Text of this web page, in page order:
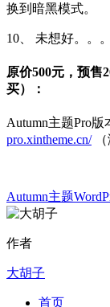
换到暗黑模式。
10、 未想好。。
原价500元，预售
买）：
Autumn主题Pro版
pro.xintheme.cn/（
Autumn主题
作者
大胡子
首页